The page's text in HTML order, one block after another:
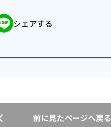
シェアする
前に見たページへ戻る